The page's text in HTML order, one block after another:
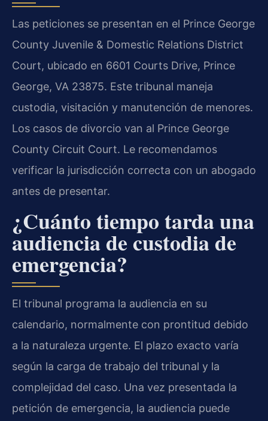
Las peticiones se presentan en el Prince George
County Juvenile & Domestic Relations District
Court, ubicado en 6601 Courts Drive, Prince
George, VA 23875. Este tribunal maneja
custodia, visitación y manutención de menores.
Los casos de divorcio van al Prince George
County Circuit Court. Le recomendamos
verificar la jurisdicción correcta con un abogado
antes de presentar.
¿Cuánto tiempo tarda una
audiencia de custodia de
emergencia?
El tribunal programa la audiencia en su
calendario, normalmente con prontitud debido
a la naturaleza urgente. El plazo exacto varía
según la carga de trabajo del tribunal y la
complejidad del caso. Una vez presentada la
petición de emergencia, la audiencia puede